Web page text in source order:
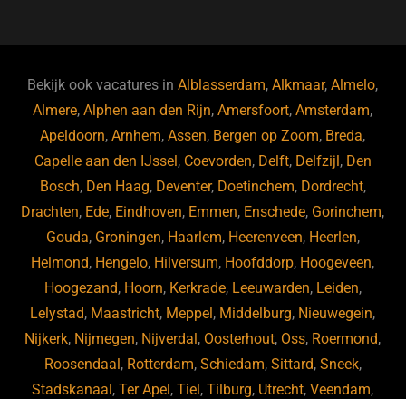
b
o
o
k
ky dI
n
Bekijk ook vacatures inAlblasserdam,Alkmaar,Almelo,
Almere,Alphen aan den Rijn,Amersfoort,Amsterdam,
Apeldoorn,Arnhem,Assen, Bergen op Zoom, Breda,
Capelle aan den IJssel , Coevorden, Delft, Delfzijl , Den
Bosch, Den Haag, Deventer, Doetinchem, Dordrecht,
Drachten, Ede, Eindhoven, Emmen, Enschede, Gorinchem,
Gouda, Groningen, Haarlem, Heerenveen, Heerlen,
Helmond, Hengelo, Hilversum, Hoofddorp, Hoogeveen,
Hoogezand, Hoorn, Kerkrade, Leeuwarden, Leiden,
Lelystad, Maastricht, Meppel , Middelburg, Nieuwegein,
Nijkerk, Nijmegen, Nijverdal , Oosterhout, Oss, Roermond,
Roosendaal , Rotterdam, Schiedam, Sittard, Sneek,
Stadskanaal ,Ter Apel ,Tiel ,Tilburg, Utrecht,Veendam,